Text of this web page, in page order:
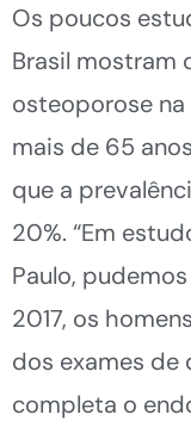
Os poucos
Brasil mostram
osteoporose
mais de 65
que a
20%. “Em
Paulo,
2017, os
dos exames de
completa o